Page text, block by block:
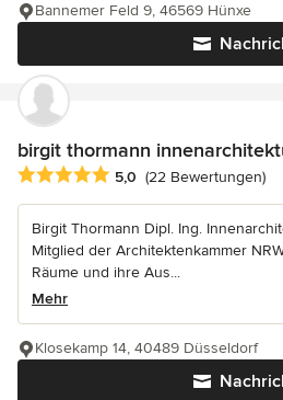
Bannemer Feld 9, 46569 Hünxe
birgit thormann
Durchschnittliche Bewertung: 5
5,0 (22 Bewertungen)
Birgit Thormann Dipl. Ing.
Mitglied der Architektenkammer
Räume und ihre Aus...
Mehr
Klosekamp 14, 40489 Düsseldorf